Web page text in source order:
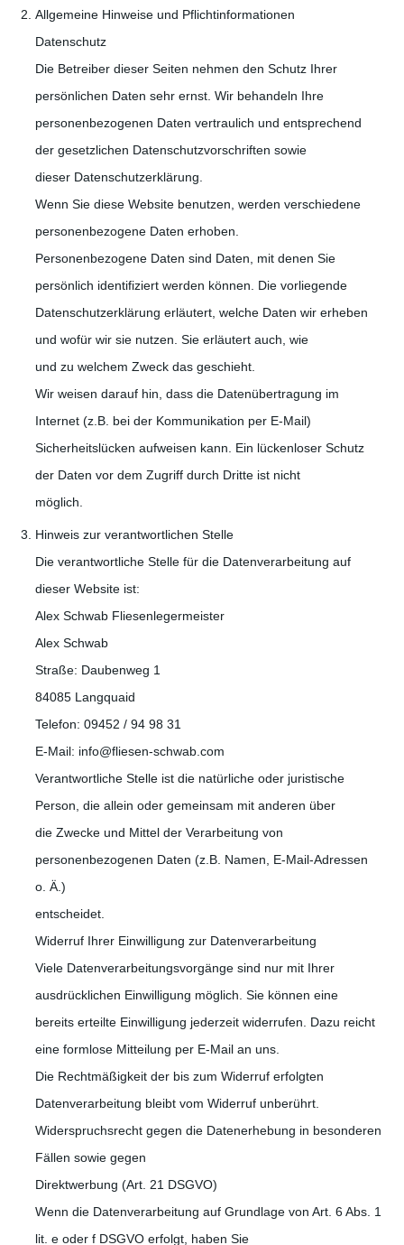
Allgemeine Hinweise und Pflichtinformationen
Datenschutz
Die Betreiber dieser Seiten nehmen den Schutz Ihrer
persönlichen Daten sehr ernst. Wir behandeln Ihre
personenbezogenen Daten vertraulich und entsprechend
der gesetzlichen Datenschutzvorschriften sowie
dieser Datenschutzerklärung.
Wenn Sie diese Website benutzen, werden verschiedene
personenbezogene Daten erhoben.
Personenbezogene Daten sind Daten, mit denen Sie
persönlich identifiziert werden können. Die vorliegende
Datenschutzerklärung erläutert, welche Daten wir erheben
und wofür wir sie nutzen. Sie erläutert auch, wie
und zu welchem Zweck das geschieht.
Wir weisen darauf hin, dass die Datenübertragung im
Internet (z.B. bei der Kommunikation per E-Mail)
Sicherheitslücken aufweisen kann. Ein lückenloser Schutz
der Daten vor dem Zugriff durch Dritte ist nicht
möglich.
Hinweis zur verantwortlichen Stelle
Die verantwortliche Stelle für die Datenverarbeitung auf
dieser Website ist:
Alex Schwab Fliesenlegermeister
Alex Schwab
Straße: Daubenweg 1
84085 Langquaid
Telefon: 09452 / 94 98 31
E-Mail: info@fliesen-schwab.com
Verantwortliche Stelle ist die natürliche oder juristische
Person, die allein oder gemeinsam mit anderen über
die Zwecke und Mittel der Verarbeitung von
personenbezogenen Daten (z.B. Namen, E-Mail-Adressen
o. Ä.)
entscheidet.
Widerruf Ihrer Einwilligung zur Datenverarbeitung
Viele Datenverarbeitungsvorgänge sind nur mit Ihrer
ausdrücklichen Einwilligung möglich. Sie können eine
bereits erteilte Einwilligung jederzeit widerrufen. Dazu reicht
eine formlose Mitteilung per E-Mail an uns.
Die Rechtmäßigkeit der bis zum Widerruf erfolgten
Datenverarbeitung bleibt vom Widerruf unberührt.
Widerspruchsrecht gegen die Datenerhebung in besonderen
Fällen sowie gegen
Direktwerbung (Art. 21 DSGVO)
Wenn die Datenverarbeitung auf Grundlage von Art. 6 Abs. 1
lit. e oder f DSGVO erfolgt, haben Sie